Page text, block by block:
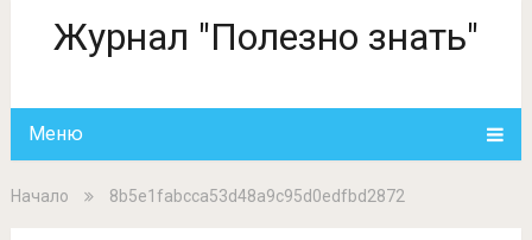
Журнал "Полезно знать"
Меню
Начало 8b5e1fabcca53d48a9c95d0edfbd2872